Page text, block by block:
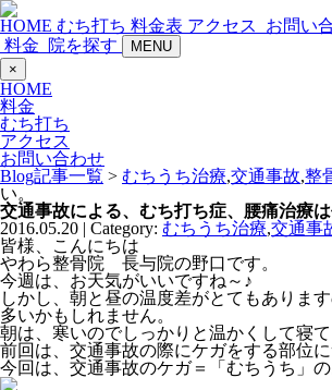
HOME むち打ち 料金表 アクセス
お問い
料金
院を探す
MENU
×
HOME
料金
むち打ち
アクセス
お問い合わせ
Blog記事一覧 > むちうち治療,交通事故,整
い。
交通事故による、むち打ち症、腰痛治療
2016.05.20 | Category: むちうち治療,交通事
皆様、こんにちは
やわら整骨院 長与院の野口です。
今週は、お天気がいいですね～♪
しかし、朝と昼の温度差がとてもありま
多いかもしれません。
朝は、寒いのでしっかりと温かくして寝て
前回は、交通事故の際にケガをする部位
今回は、交通事故のケガ＝「むちうち」の